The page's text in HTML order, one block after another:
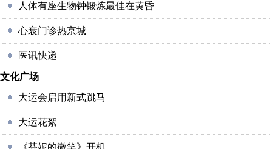
人体有座生物钟锻炼最佳在黄昏
心衰门诊热京城
医讯快递
文化广场
大运会启用新式跳马
大运花絮
《芬妮的微笑》开机